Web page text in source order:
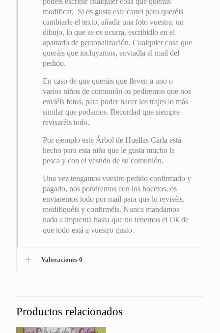
modificar. Si os gusta este cartel pero queréis
cambiarle el texto, añadir una foto vuestra, un
dibujo, lo que se os ocurra, escribidlo en el
apartado de personalización. Cualquier cosa que
queráis que incluyamos, enviadla al mail del
pedido.
En caso de que queráis que lleven a uno o
varios niños de comunión os pediremos que nos
enviéis fotos, para poder hacer los trajes lo más
similar que podamos. Recordad que siempre
revisaréis todo.
Por ejemplo este Árbol de Huellas Carla está
hecho para esta niña que le gusta mucho la
pesca y con el vestido de su comunión.
Una vez tengamos vuestro pedido confirmado y
pagado, nos pondremos con los bocetos, os
enviaremos todo por mail para que lo reviséis,
modifiquéis y confirméis. Nunca mandamos
nada a imprenta hasta que no tenemos el Ok de
que todo está a vuestro gusto.
Valoraciones 0
Productos relacionados